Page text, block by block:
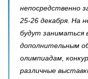
непосредственно
25-26 декабря. На
будут заниматься
дополнительным
олимпиадам,
различные